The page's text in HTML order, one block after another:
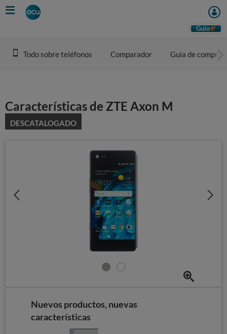
Skip
to
Guio
Todo sobre teléfonos Comparador Guía de compra
Características de ZTE Axon M
DESCATALOGADO
Nuevos productos, nuevas
características